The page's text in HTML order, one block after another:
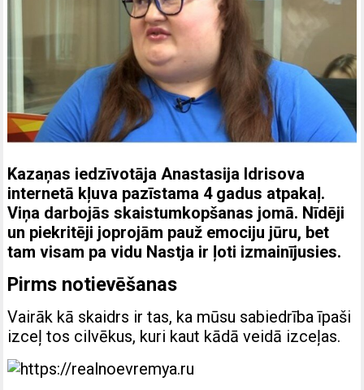
Kazaņas iedzīvotāja Anastasija Idrisova
internetā kļuva pazīstama 4 gadus atpakaļ.
Viņa darbojās skaistumkopšanas jomā. Nīdēji
un piekritēji joprojām pauž emociju jūru, bet
tam visam pa vidu Nastja ir ļoti izmainījusies.
Pirms notievēšanas
Vairāk kā skaidrs ir tas, ka mūsu sabiedrība īpaši
izceļ tos cilvēkus, kuri kaut kādā veidā izceļas.